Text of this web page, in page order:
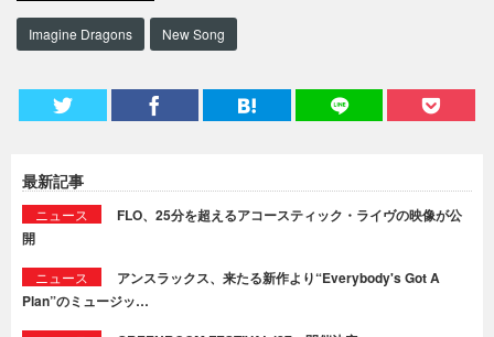
Imagine Dragons New Song
最新記事
ニュース
FLO、25分を超えるアコースティック・ライヴの映像が公
開
ニュース
アンスラックス、来たる新作より“Everybody's Got A
Plan”のミュージッ…